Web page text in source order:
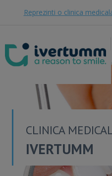
Reprezinti o clinica
CLINICA
IVERTUMM